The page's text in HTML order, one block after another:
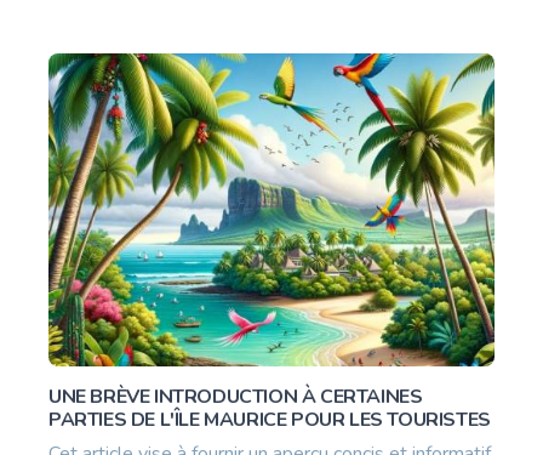
UNE BRÈVE INTRODUCTION À CERTAINES
PARTIES DE L'ÎLE MAURICE POUR LES TOURISTES